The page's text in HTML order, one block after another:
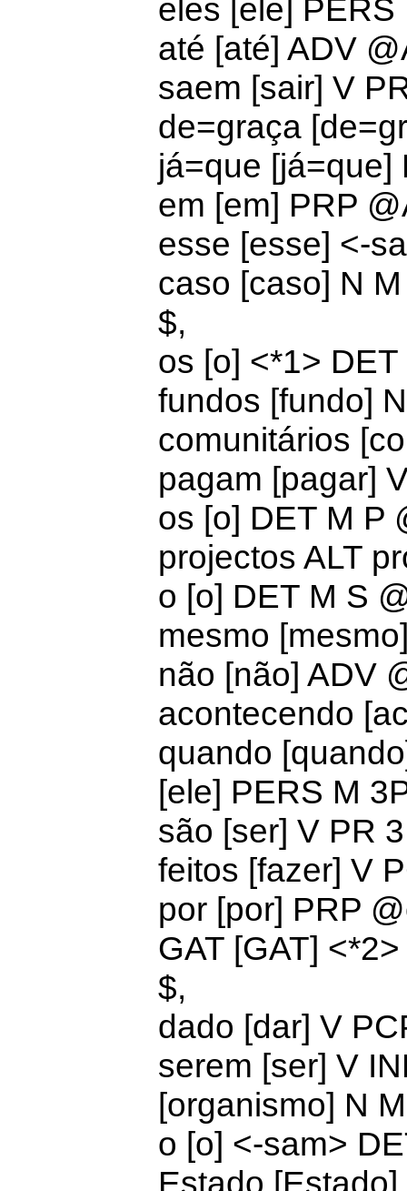
eles [ele]
até [até] ADV
saem [sair] V
de=graça
já=que [já=que]
em [em] PRP
esse [esse] <-
caso [caso] N
$,
os [o] <*1>
fundos [fundo]
comunitários
pagam [pagar]
os [o] DET M P
projectos ALT
o [o] DET M S
mesmo
não [não] ADV
acontecendo
quando
[ele] PERS M
são [ser] V PR
feitos [fazer] V
por [por] PRP @
GAT [GAT]
$,
dado [dar] V
serem [ser] V
[organismo] N
o [o] <-sam>
Estado